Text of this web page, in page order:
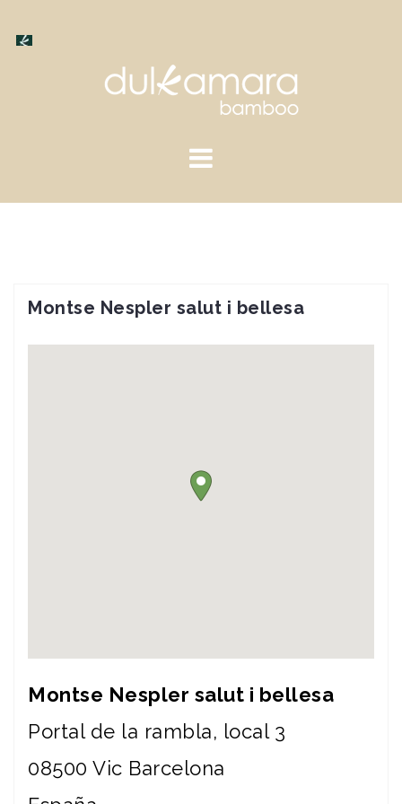
Montse Nespler salut i bellesa
Montse Nespler salut i bellesa
Portal de la rambla, local 3
08500 Vic Barcelona